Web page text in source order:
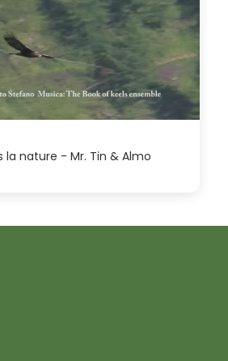
la nature - Mr. Tin & Almo